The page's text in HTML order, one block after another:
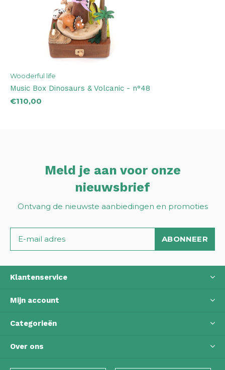
Wooderful life
Music Box Dinosaurs & Volcanic - n°48
€110,00
Meld je aan voor onze
nieuwsbrief
Ontvang de nieuwste aanbiedingen en promoties
ABONNEER
Klantenservice
Mijn account
Categorieën
Over ons